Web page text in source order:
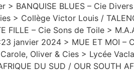
> BANQUISE BLUES – Cie
> Collège Victor Louis /
FILLE – Cie Sons de Toile >
janvier 2024 > MUE ET MOI –
Carole, Oliver & Cies > Lycée
DU SUD / OUR SOUTH